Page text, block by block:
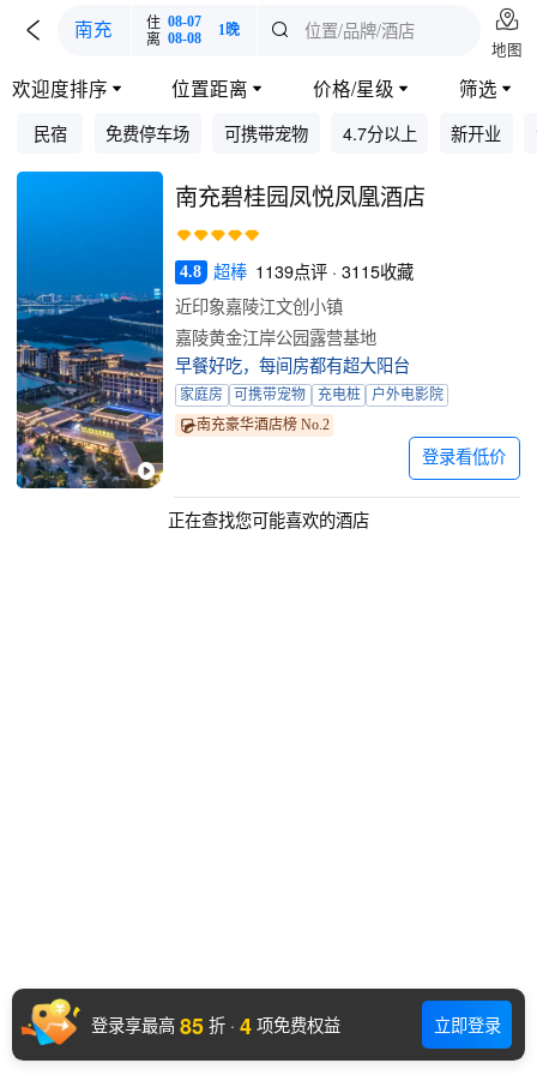
 南充 住 08-07
离 08-08 1晚  位置/品牌/酒店 
地图
欢迎度排序  位置距离  价格/星级  筛选 
民宿 免费停车场 可携带宠物 4.7分以上 新开业
南充碧桂园凤悦凤凰酒店
4.8 超棒 1139点评 · 3115收藏
近印象嘉陵江文创小镇
嘉陵黄金江岸公园露营基地
早餐好吃，每间房都有超大阳台
家庭房 可携带宠物 充电桩
户外电影院
南充豪华酒店榜 No.2
登录看低价
正在查找您可能喜欢的酒店
登录享最高 85 折 · 4 项免费权益 立即登录